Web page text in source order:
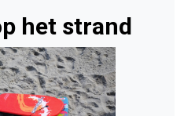
het strand